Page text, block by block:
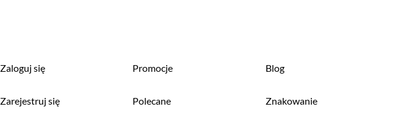
Zaloguj się
Zarejestruj się
Promocje
Polecane
Blog
Znakowanie